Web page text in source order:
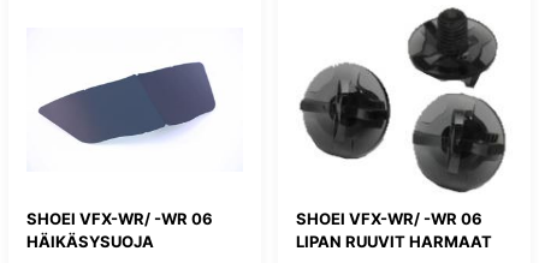
SHOEI VFX-WR/ -WR 06
HÄIKÄSYSUOJA
SHOEI VFX-WR/ -WR 06
LIPAN RUUVIT HARMAAT